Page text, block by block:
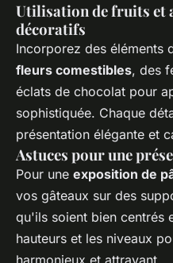
Utilisation de fruits et
décoratifs
Incorporez des éléments
fleurs comestibles, des
éclats de chocolat pour
sophistiquée. Chaque
présentation élégante et
Astuces pour une
Pour une exposition de
vos gâteaux sur des
qu'ils soient bien centrés
hauteurs et les niveaux
harmonieux et attrayant.